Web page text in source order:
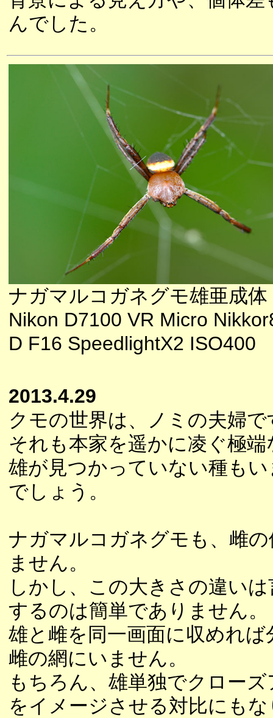
んでした。
ナガマルコガネグモ雄亜成体
Nikon D7100 VR Micro
D F16 SpeedlightX2 ISO400
2013.4.29
クモの世界は、ノミの夫婦で
それも本家を遥かに凌ぐ極
雄が見つかっていない種も
でしょう。
ナガマルコガネグモも、雌
ません。
しかし、この大きさの違い
するのは簡単でありません。
雄と雌を同一画面に収めれ
雌の網にいません。
もちろん、雄単独でクロー
をイメージさせる対比にも